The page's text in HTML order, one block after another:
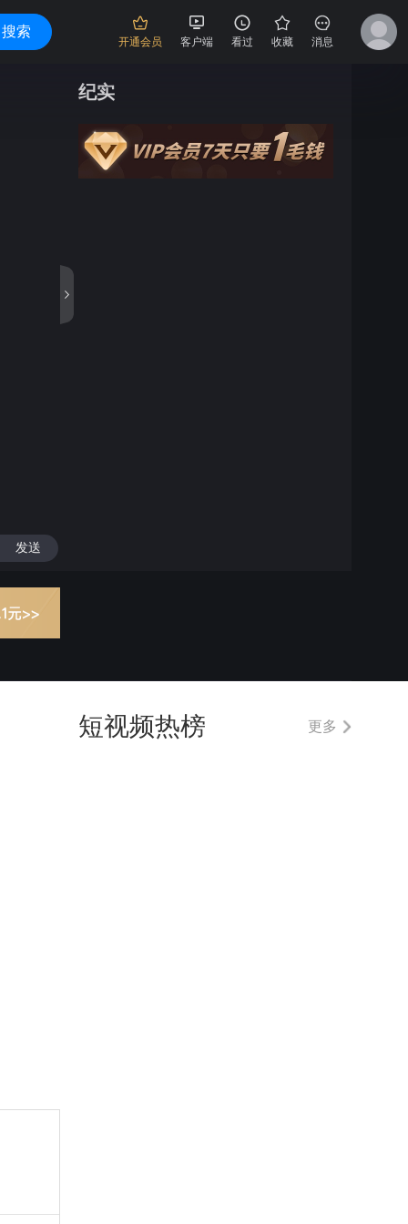
搜索
开通会员 客户端 看过 收藏 消息
发送
纪实
短视频热榜 更多